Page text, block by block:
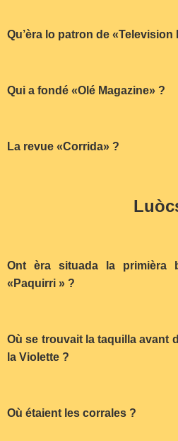
Qu’èra lo patron de «Television
Qui a fondé «Olé Magazine» ?
La revue «Corrida» ?
Ont èra situada la primièra
«Paquirri » ?
Où se trouvait la taquilla avant
la Violette ?
Où étaient les corrales ?